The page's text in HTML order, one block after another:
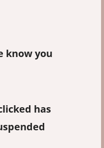
know you
has